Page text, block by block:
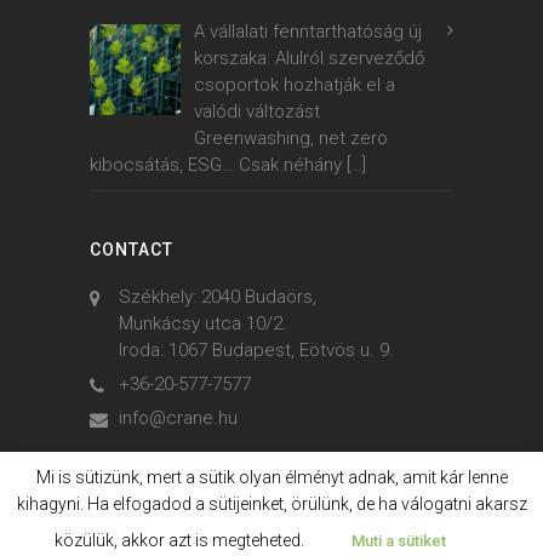
A vállalati fenntarthatóság új
korszaka: Alulról szerveződő
csoportok hozhatják el a
valódi változást
Greenwashing, net zero
kibocsátás, ESG… Csak néhány […]
CONTACT
Székhely: 2040 Budaörs,
Munkácsy utca 10/2.
Iroda: 1067 Budapest, Eötvös u. 9.
+36-20-577-7577
info@crane.hu
© 2006. - 2023. Crane International
Mi is sütizünk, mert a sütik olyan élményt adnak, amit kár lenne
kihagyni. Ha elfogadod a sütijeinket, örülünk, de ha válogatni akarsz
közülük, akkor azt is megteheted.
Muti a sütiket